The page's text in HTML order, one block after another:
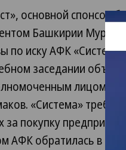
основной спонсор
Башкирии
по иску АФК
заседании
лицом,
«Система»
за покупку
АФК обратилась в суд